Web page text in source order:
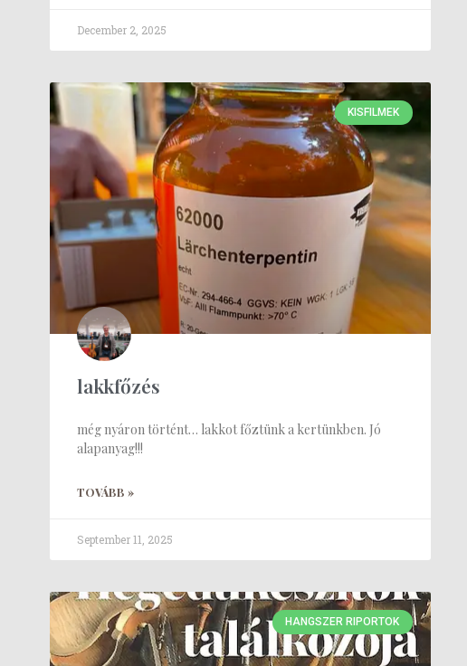
December 2, 2025
KISFILMEK
lakkfőzés
még nyáron történt… lakkot főztünk a kertünkben. Jó
alapanyag!!!
TOVÁBB »
September 11, 2025
HANGSZER RIPORTOK